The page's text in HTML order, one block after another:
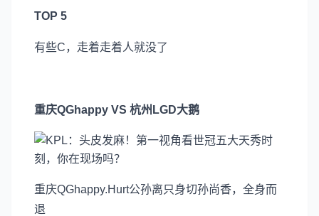
TOP 5
有些C，走着走着人就没了
重庆QGhappy VS 杭州LGD大鹅
重庆QGhappy.Hurt公孙离只身切孙尚香，全身而
退